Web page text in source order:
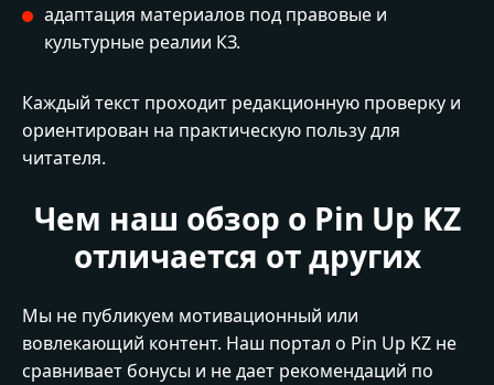
адаптация материалов под правовые и
культурные реалии КЗ.
Каждый текст проходит редакционную проверку и
ориентирован на практическую пользу для
читателя.
Чем наш обзор о Pin Up KZ
отличается от других
Мы не публикуем мотивационный или
вовлекающий контент. Наш портал о Pin Up KZ не
сравнивает бонусы и не дает рекомендаций по